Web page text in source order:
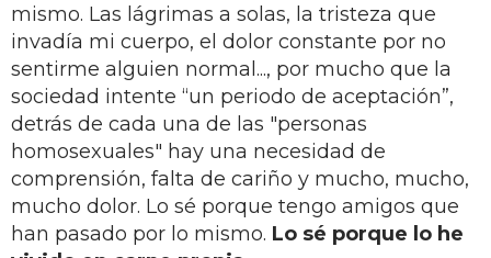
mismo. Las lágrimas a solas, la tristeza que
invadía mi cuerpo, el dolor constante por no
sentirme alguien normal..., por mucho que la
sociedad intente “un periodo de aceptación”,
detrás de cada una de las "personas
homosexuales" hay una necesidad de
comprensión, falta de cariño y mucho, mucho,
mucho dolor. Lo sé porque tengo amigos que
han pasado por lo mismo. Lo sé porque lo he